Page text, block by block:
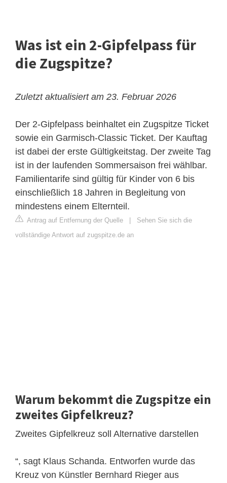
Was ist ein 2-Gipfelpass für
die Zugspitze?
Zuletzt aktualisiert am 23. Februar 2026
Der 2-Gipfelpass beinhaltet ein Zugspitze Ticket
sowie ein Garmisch-Classic Ticket. Der Kauftag
ist dabei der erste Gültigkeitstag. Der zweite Tag
ist in der laufenden Sommersaison frei wählbar.
Familientarife sind gültig für Kinder von 6 bis
einschließlich 18 Jahren in Begleitung von
mindestens einem Elternteil.
Antrag auf Entfernung der Quelle
Sehen Sie sich die
vollständige Antwort auf zugspitze.de an
Warum bekommt die Zugspitze ein
zweites Gipfelkreuz?
Zweites Gipfelkreuz soll Alternative darstellen
“, sagt Klaus Schanda. Entworfen wurde das
Kreuz von Künstler Bernhard Rieger aus